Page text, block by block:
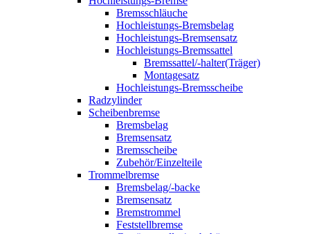
Bremsschläuche
Hochleistungs-Bremsbelag
Hochleistungs-Bremsensatz
Hochleistungs-Bremssattel
Bremssattel/-halter(Träger)
Montagesatz
Hochleistungs-Bremsscheibe
Radzylinder
Scheibenbremse
Bremsbelag
Bremsensatz
Bremsscheibe
Zubehör/Einzelteile
Trommelbremse
Bremsbelag/-backe
Bremsensatz
Bremstrommel
Feststellbremse